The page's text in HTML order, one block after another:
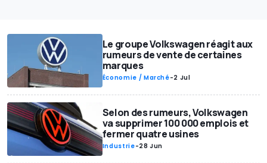
Le groupe Volkswagen réagit aux
rumeurs de vente de certaines
marques
Économie / Marché-2 Jul
Selon des rumeurs, Volkswagen
va supprimer 100 000 emplois et
fermer quatre usines
Industrie-28 Jun